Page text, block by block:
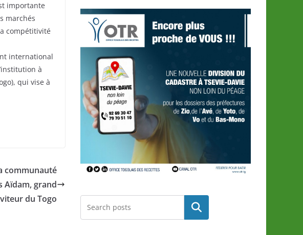
importante
marchés
compétitivité
international
à
qui vise à
communauté
Aïdam, grand
du Togo
Rechercher